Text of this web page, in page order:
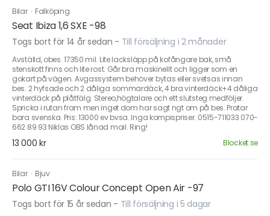
Bilar · Falköping
Seat Ibiza 1,6 SXE -98
Togs bort för 14 år sedan - Till försäljning i 2 månader
Avställd, obes. 17350 mil. Lite lacksläpp på kofångare bak, små
stenskott finns och lite rost. Går bra maskinellt och ligger som en
gokart på vägen. Avgassystem behöver bytas eller svetsas innan
bes. 2 hyfsade och 2 dåliga sommardäck, 4 bra vinterdäck+4 dåliga
vinterdäck på plåtfälg. Stereo,högtalare och ett slutsteg medföljer.
Spricka i rutan fram men inget dom har sagt ngt om på bes. Pratar
bara svenska. Pris: 13000 ev bvsa. Inga kompispriser. 0515-711033 070-
662 89 93 Niklas OBS lånad mail. Ring!
13 000 kr Blocket.se
Bilar · Bjuv
Polo GTI 16V Colour Concept Open Air -97
Togs bort för 15 år sedan - Till försäljning i 5 dagar